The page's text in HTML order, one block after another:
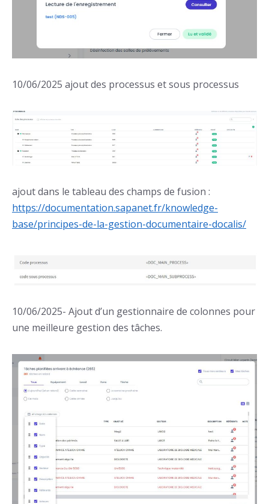
10/06/2025 ajout des processus et sous processus
ajout dans le tableau des champs de fusion :
https://documentation.sapanet.fr/knowledge-
base/principes-de-la-gestion-documentaire-docalis/
10/06/2025- Ajout d’un gestionnaire de colonnes pour
une meilleure gestion des tâches.